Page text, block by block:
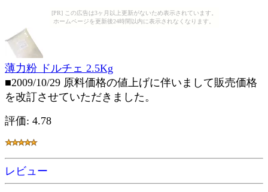
[PR] この広告は3ヶ月以上更新がないため表示されています。
ホームページを更新後24時間以内に表示されなくなります。
薄力粉 ドルチェ 2.5Kg
■2009/10/29 原料価格の値上げに伴いまして販売価格
を改訂させていただきました。
評価: 4.78
レビュー